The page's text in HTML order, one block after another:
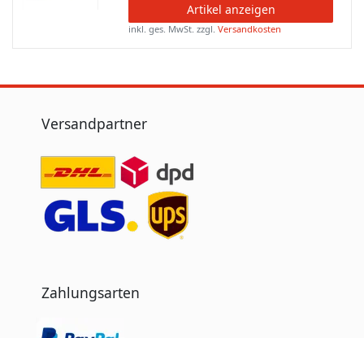
Artikel anzeigen
inkl. ges. MwSt. zzgl.Versandkosten
Versandpartner
Zahlungsarten